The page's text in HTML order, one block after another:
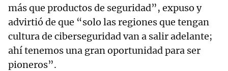
más que productos de seguridad”, expuso y
advirtió de que “solo las regiones que tengan
cultura de ciberseguridad van a salir adelante;
ahí tenemos una gran oportunidad para ser
pioneros”.